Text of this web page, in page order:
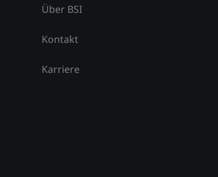
Über BSI
Kontakt
Karriere